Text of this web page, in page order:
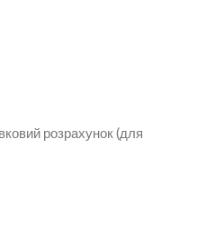
розрахунок (для